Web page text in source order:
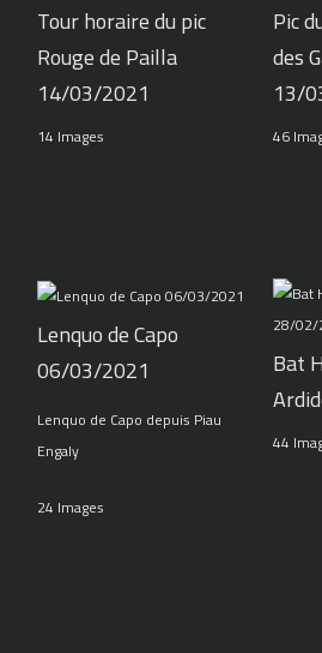
Tour horaire du pic
Rouge de Pailla
14/03/2021
14 Images
Pic
des
13/
46
Lenquo de Capo
06/03/2021
Lenquo de Capo depuis Piau
Engaly
24 Images
Bat
44